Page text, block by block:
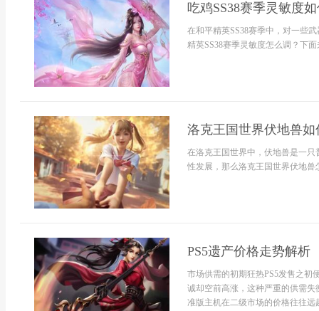
吃鸡SS38赛季灵敏度
在和平精英SS38赛季中，对一些
精英SS38赛季灵敏度怎么调？下
洛克王国世界伏地兽如
在洛克王国世界中，伏地兽是一
性发展，那么洛克王国世界伏地
PS5遗产价格走势解析
市场供需的初期狂热PS5发售之初
诚却空前高涨，这种严重的供需
准版主机在二级市场的价格往往